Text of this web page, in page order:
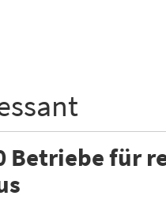
Betriebe für